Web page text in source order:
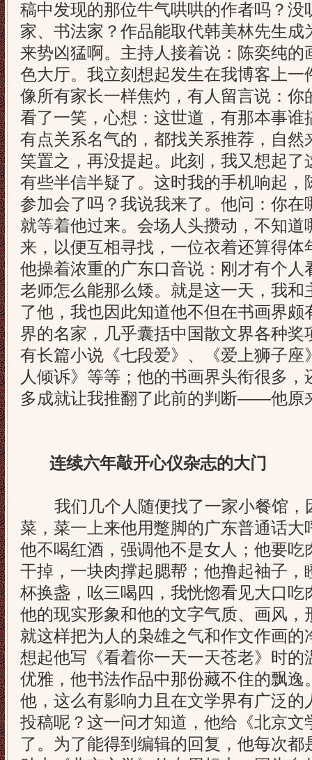
稿中发现的那位牛气哄哄的作者吗？没
家、书法家？作品能取代韩美林先生
来势凶猛啊。主持人接着说：陈奕纯
色大厅。我立刻想起发生在我博客上一
像所有家长一样焦灼，有人留言说：你
看了一笑，心想：这世道，有那本事谁
有点关系名气的，都找关系推荐，自然
笑置之，再没提起。此刻，我又想起
有些半信半疑了。这时我的手机响起，
参加会了吗？我说我来了。他问：你
就等着他过来。会场人头攒动，不知道
来，以便互相寻找，一位衣着还算得
他操着浓重的广东口音说：刚才有个人
老师怎么能那么矮。就是这一天，我和
了他，我也因此知道他不但在书画界
界的名家，几乎囊括中国散文界各种奖
有长篇小说《七段爱》、《爱上狮子座
人倾诉》等等；他的书画界头衔很多
多成就让我推翻了此前的判断——他原
连续六年敲开心仪杂志的大门
我们几个人随便找了一家小餐馆，
菜，菜一上来他用蹩脚的广东普通话
他不喝红酒，强调他不是女人；他要吃
干掉，一块肉撑起腮帮；他撸起袖子，
杯换盏，吆三喝四，我恍惚看见大口吃
他的现实形象和他的文字气质、画风，
就这样把为人的枭雄之气和作文作画
想起他写《看着你一天一天苍老》时的
优雅，他书法作品中那份藏不住的飘逸
他，这么有影响力且在文学界有广泛的
投稿呢？这一问才知道，他给《北京文
了。为了能得到编辑的回复，他每次